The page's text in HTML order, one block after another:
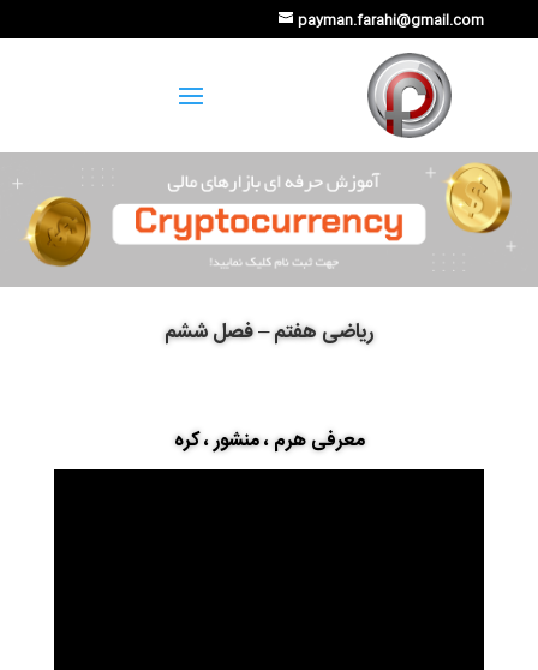
payman.farahi@gmail.com
ریاضی هفتم – فصل ششم
معرفی هرم ، منشور ، کره